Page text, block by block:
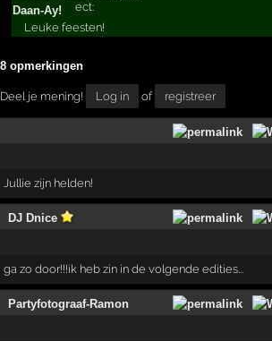
Daan-Ay!
Leuke feesten!
8 opmerkingen
Deel je mening! Log in of registreer
Jullie zijn helden!
DJ Dnice
ga zo door!!!ik heb zin in de volgende edities...
Partyfotograaf-Ramon